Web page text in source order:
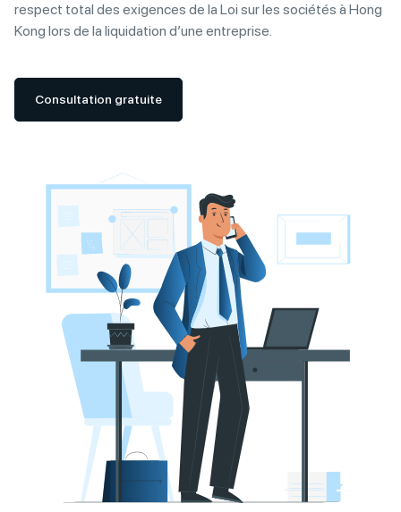
respect total des exigences de la Loi sur les sociétés à Hong
Kong lors de la liquidation d’une entreprise.
Consultation gratuite